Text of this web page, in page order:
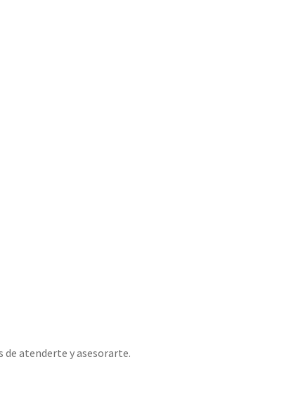
atenderte y asesorarte.